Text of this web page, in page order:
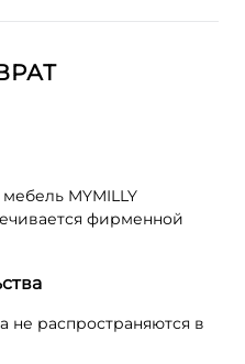
MYMILLY
фирменной
не распространяются в